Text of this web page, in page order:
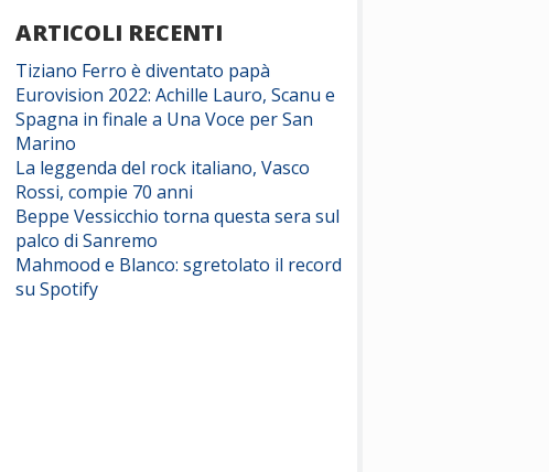
ARTICOLI RECENTI
Tiziano Ferro è diventato papà
Eurovision 2022: Achille Lauro, Scanu e
Spagna in finale a Una Voce per San
Marino
La leggenda del rock italiano, Vasco
Rossi, compie 70 anni
Beppe Vessicchio torna questa sera sul
palco di Sanremo
Mahmood e Blanco: sgretolato il record
su Spotify